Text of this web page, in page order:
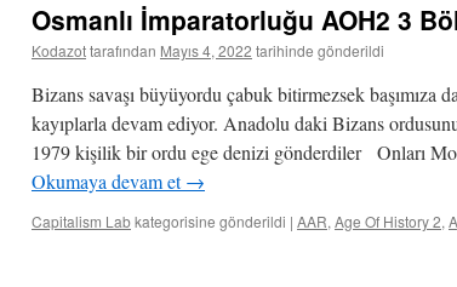
Osmanlı İmparatorluğu AOH2 3
Kodazottarafından Mayıs 4, 2022 tarihinde gönderildi
Bizans savaşı büyüyordu çabuk bitirmezsek başımıza
kayıplarla devam ediyor. Anadolu daki Bizans
1979 kişilik bir ordu ege denizi gönderdiler Onları
Okumaya devam et→
Capitalism Labkategorisine gönderildi | AAR, Age Of History 2,